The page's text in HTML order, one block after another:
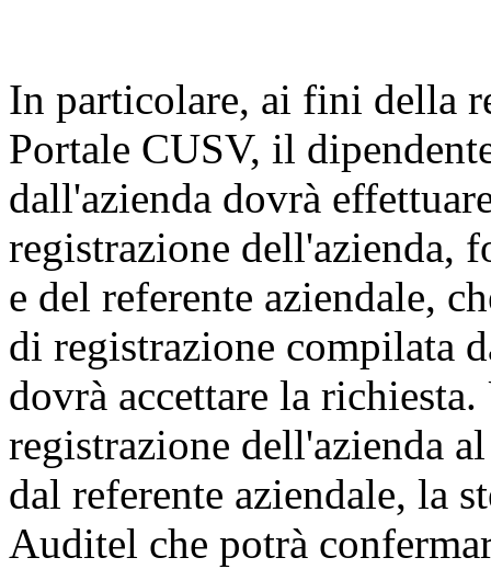
In particolare, ai fini della
Portale CUSV, il
dall'azienda dovrà
registrazione dell'azienda,
e del referente aziendale,
di registrazione compilata
dovrà accettare la
registrazione dell'azienda
dal referente aziendale, la
Auditel che potrà